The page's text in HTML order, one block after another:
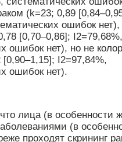
(k=23; 0,89
ошибок нет),
[0,70–0,86]; I2=79,68%,
ошибок нет), но не
[0,90–1,15]; I2=97,84%,
ошибок нет).
лица (в особенности
(в
проходят скрининг